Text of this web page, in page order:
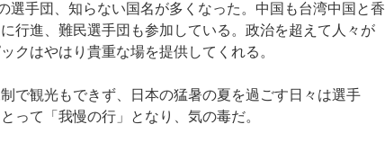
選手団、知らない国名が多くなった。中国も台湾中国と香
行進、難民選手団も参加している。政治を超えて人々が
クはやはり貴重な場を提供してくれる。
で観光もできず、日本の猛暑の夏を過ごす日々は選手
って「我慢の行」となり、気の毒だ。